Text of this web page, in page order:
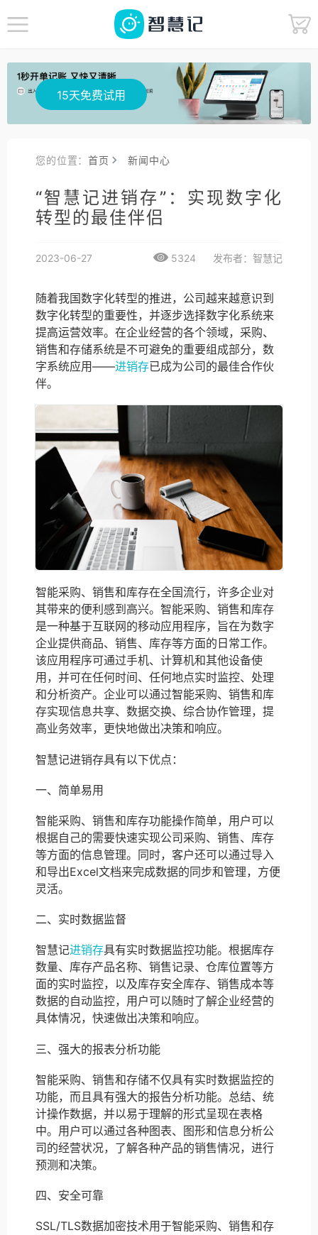
15天免费试用
您的位置：首页 新闻中心
“智慧记进销存”：实现数字化
转型的最佳伴侣
2023-06-27 5324 发布者：智慧记
随着我国数字化转型的推进，公司越来越意识到
数字化转型的重要性，并逐步选择数字化系统来
提高运营效率。在企业经营的各个领域，采购、
销售和存储系统是不可避免的重要组成部分，数
字系统应用——进销存已成为公司的最佳合作伙
伴。
智能采购、销售和库存在全国流行，许多企业对
其带来的便利感到高兴。智能采购、销售和库存
是一种基于互联网的移动应用程序，旨在为数字
企业提供商品、销售、库存等方面的日常工作。
该应用程序可通过手机、计算机和其他设备使
用，并可在任何时间、任何地点实时监控、处理
和分析资产。企业可以通过智能采购、销售和库
存实现信息共享、数据交换、综合协作管理，提
高业务效率，更快地做出决策和响应。
智慧记进销存具有以下优点：
一、简单易用
智能采购、销售和库存功能操作简单，用户可以
根据自己的需要快速实现公司采购、销售、库存
等方面的信息管理。同时，客户还可以通过导入
和导出Excel文档来完成数据的同步和管理，方便
灵活。
二、实时数据监督
智慧记进销存具有实时数据监控功能。根据库存
数量、库存产品名称、销售记录、仓库位置等方
面的实时监控，以及库存安全库存、销售成本等
数据的自动监控，用户可以随时了解企业经营的
具体情况，快速做出决策和响应。
三、强大的报表分析功能
智能采购、销售和存储不仅具有实时数据监控的
功能，而且具有强大的报告分析功能。总结、统
计操作数据，并以易于理解的形式呈现在表格
中。用户可以通过各种图表、图形和信息分析公
司的经营状况，了解各种产品的销售情况，进行
预测和决策。
四、安全可靠
SSL/TLS数据加密技术用于智能采购、销售和存